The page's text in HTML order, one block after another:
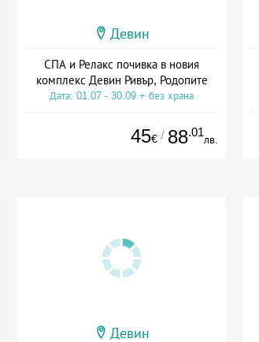
Девин
СПА и Релакс почивка в новия
комплекс Девин Ривър, Родопите
Дата: 01.07 - 30.09 + без храна
45€ / 88.01
лв.
Девин